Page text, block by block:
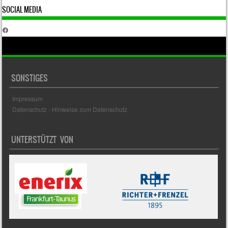
SOCIAL MEDIA
Facebook
SONSTIGES
Impressum
Datenschutz - Hinweise zum Datenschutz
UNTERSTÜTZT VON